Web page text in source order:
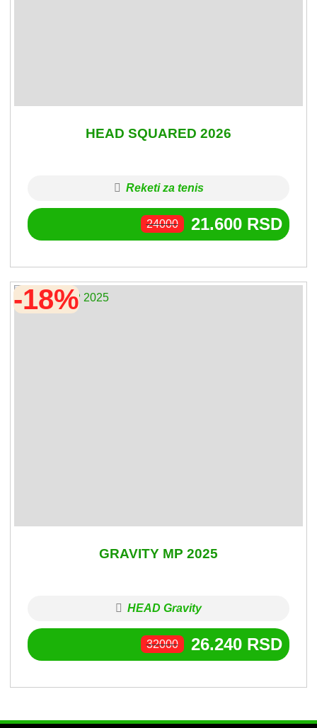
HEAD SQUARED 2026
Reketi za tenis
24000 21.600 RSD
GRAVITY MP 2025
HEAD Gravity
32000 26.240 RSD
-18%